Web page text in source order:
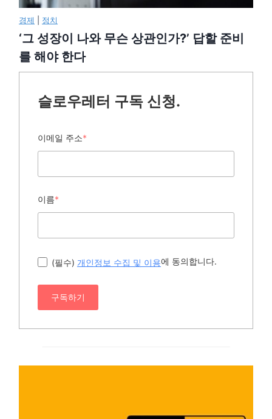
경제 정치
‘그 성장이 나와 무슨 상관인가?’ 답할 준비
를 해야 한다
슬로우레터 구독 신청.
이메일 주소*
이름*
(필수) 개인정보 수집 및 이용에 동의합니다.
구독하기